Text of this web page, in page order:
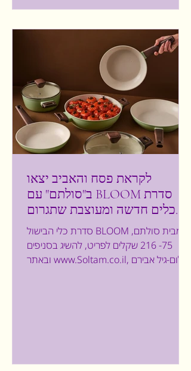
לקראת פסח והאביב יצאו
ב"סולתם" עם BLOOM סדרת
כלים חדשה ומעוצבת שתגרום
למטבח לפרוח
סדרת כלי הבישול BLOOM מבית סולתם,
75- 216 שקלים לפריט, להשיג בסניפים
ובאתר www.Soltam.co.il, צילום-גיל אבירם